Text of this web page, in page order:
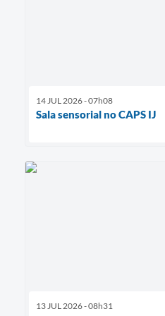
14 JUL 2026 - 07h08
Sala sensorial no CAPS IJ
13 JUL 2026 - 08h31